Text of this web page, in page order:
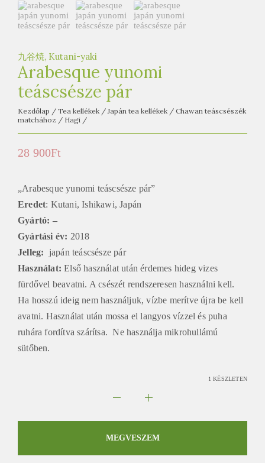
t
e
a
h
á
z
九谷焼, Kutani-yaki
Arabesque yunomi
teáscsésze pár
Kezdőlap / Tea kellékek / Japán tea kellékek / Chawan teáscsészék
matchához / Hagi /
28 900Ft
„Arabesque yunomi teáscsésze pár”
Eredet: Kutani, Ishikawi, Japán
Gyártó: –
Gyártási év: 2018
Jelleg: japán teáscsésze pár
Használat:Első használat után érdemes hideg vizes
fürdővel beavatni. A csészét rendszeresen használni kell.
Ha hosszú ideig nem használjuk, vízbe merítve újra be kell
avatni. Használat után mossa el langyos vízzel és puha
ruhára fordítva szárítsa. Ne használja mikrohullámú
sütőben.
1 KÉSZLETEN
yunomi
MEGVESZEM